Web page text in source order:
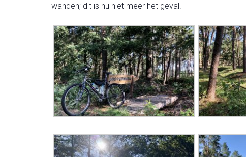
wanden; dit is nu niet meer het geval.